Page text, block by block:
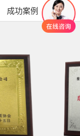
成功案例